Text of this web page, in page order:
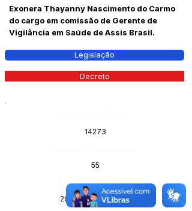
Exonera Thayanny Nascimento do Carmo
do cargo em comissão de Gerente de
Vigilância em Saúde de Assis Brasil.
Legislação
Decreto
14273
55
Data da Publicação:
26 de maio de 2026